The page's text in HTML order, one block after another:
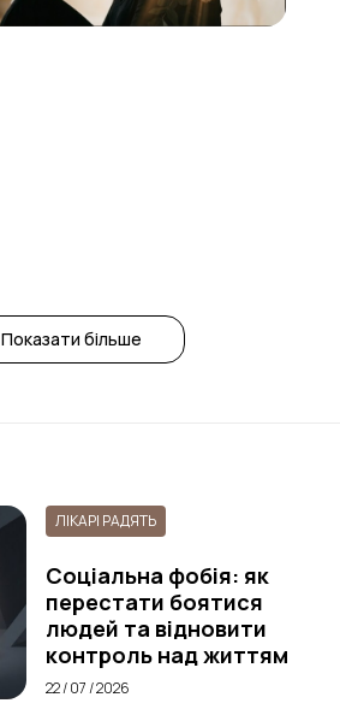
Показати більше
ЛІКАРІ РАДЯТЬ
Соціальна фобія: як
перестати боятися
людей та відновити
контроль над життям
22 / 07 / 2026